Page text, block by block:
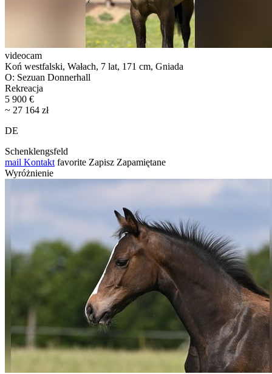
videocam
Koń westfalski, Wałach, 7 lat, 171 cm, Gniada
O: Sezuan Donnerhall
Rekreacja
5 900 €
~ 27 164 zł
DE
Schenklengsfeld
mail Kontakt favorite Zapisz Zapamiętane
Wyróżnienie